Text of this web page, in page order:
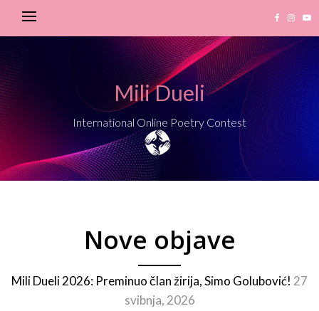
Mili Dueli
International Online Poetry Contest
Nove objave
Mili Dueli 2026: Preminuo član žirija, Simo Golubović! 27
svibnja, 2026